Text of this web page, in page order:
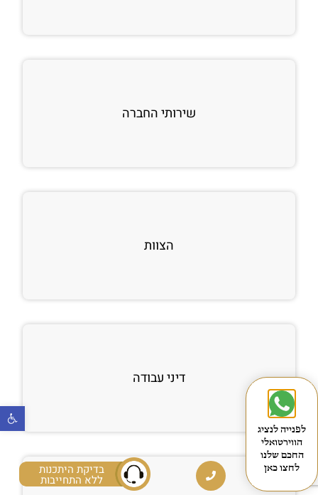
בדיקת היתכנות
ללא התחייבות
שירותי החברה
הצוות
דיני עבודה
לפנייה לנציג
הווירטואלי
החכם שלנו
לחצו כאן